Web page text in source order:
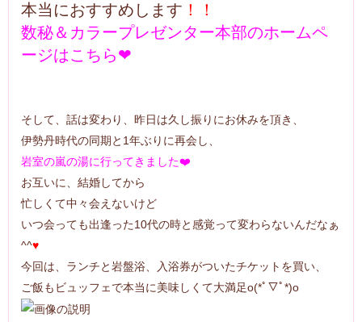
本当におすすめします ！！
数秘＆カラープレゼンター本部のホームペ
ージはこちら❤
そして、話は変わり、昨日は久し振りにお休みを頂き、
伊勢丹時代の同期と1年ぶりに再会し、
岩室の嵐の湯に行ってきました❤️
お互いに、結婚してから
忙しくて中々会えないけど
いつ会っても出逢った10代の時と感覚って変わらないんだなぁ
^^♥
今回は、ランチと岩盤浴、入浴券がついたチケットを買い、
ご飯もビュッフェで本当に美味しくて大満足o(*ﾟ▽ﾟ*)o